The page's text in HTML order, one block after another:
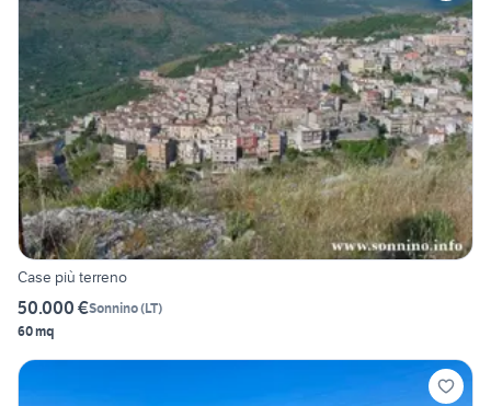
Case più terreno
50.000 €Sonnino(LT)
60 mq